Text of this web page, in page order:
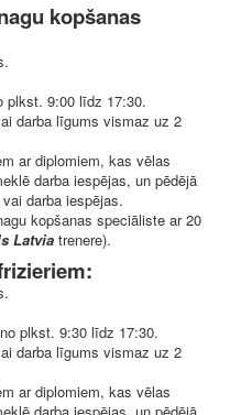
kopšanas
plkst. 9:00 līdz 17:30.
darba līgums vismaz uz 2
ar diplomiem, kas vēlas
darba iespējas, un pēdējā
darba iespējas.
kopšanas speciāliste ar 20
Latvia trenere).
plkst. 9:30 līdz 17:30.
darba līgums vismaz uz 2
ar diplomiem, kas vēlas